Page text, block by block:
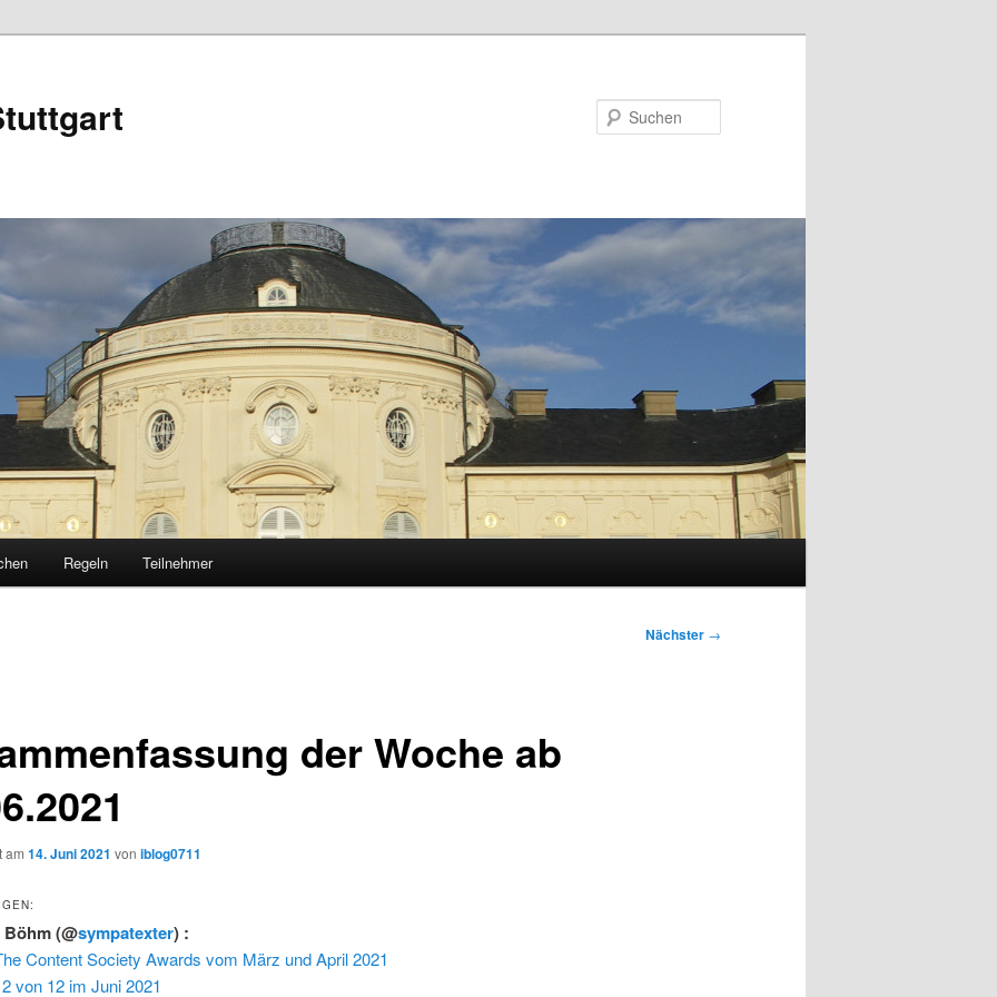
Regeln Teilnehmer
Nächster →
der Woche ab
am 14. Juni 2021 von iblog0711
Böhm(@sympatexter) :
Content Society Awards vom März und April 2021
von 12 im Juni 2021